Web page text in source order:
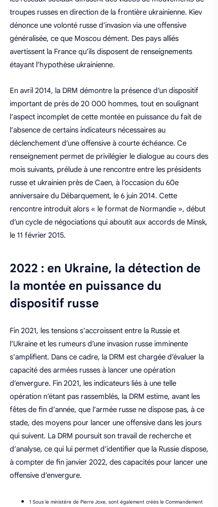
troupes russes en direction de la frontière ukrainienne. Kiev
dénonce une volonté russe d’invasion via une offensive
généralisée, ce que Moscou dément. Des pays alliés
avertissent la France qu’ils disposent de renseignements
étayant l’hypothèse ukrainienne.
En avril 2014, la DRM démontre la présence d’un dispositif
important de près de 20 000 hommes, tout en soulignant
l’aspect incomplet de cette montée en puissance du fait de
l’absence de certains indicateurs nécessaires au
déclenchement d’une offensive à courte échéance. Ce
renseignement permet de privilégier le dialogue au cours des
mois suivants, prélude à une rencontre entre les présidents
russe et ukrainien près de Caen, à l’occasion du 60e
anniversaire du Débarquement, le 6 juin 2014. Cette
rencontre introduit alors « le format de Normandie », début
d’un cycle de négociations qui aboutit aux accords de Minsk,
le 11 février 2015.
2022 : en Ukraine, la détection de
la montée en puissance du
dispositif russe
Fin 2021, les tensions s’accroissent entre la Russie et
l’Ukraine et les rumeurs d’une invasion russe imminente
s’amplifient. Dans ce cadre, la DRM est chargée d’évaluer la
capacité des armées russes à lancer une opération
d’envergure. Fin 2021, les indicateurs liés à une telle
opération n’étant pas rassemblés, la DRM estime, avant les
fêtes de fin d’année, que l’armée russe ne dispose pas, à ce
stade, des moyens pour lancer une offensive dans les jours
qui suivent. La DRM poursuit son travail de recherche et
d’analyse, ce qui lui permet d’identifier que la Russie dispose,
à compter de fin janvier 2022, des capacités pour lancer une
offensive d’envergure.
1 Sous le ministère de Pierre Joxe, sont également créés le Commandement